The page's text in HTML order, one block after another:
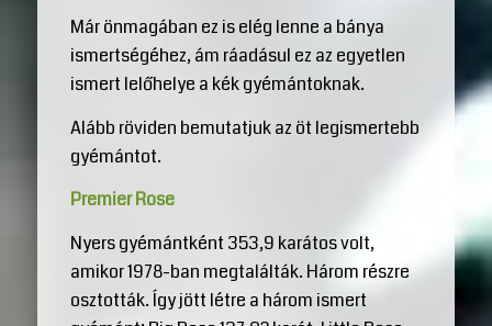
Már önmagában ez is elég lenne a bánya
ismertségéhez, ám ráadásul ez az egyetlen
ismert lelőhelye a kék gyémántoknak.
Alább röviden bemutatjuk az öt legismertebb
gyémántot.
Premier Rose
Nyers gyémántként 353,9 karátos volt,
amikor 1978-ban megtalálták. Három részre
osztották. Így jött létre a három ismert